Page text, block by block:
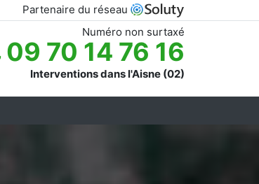
Partenaire du réseau
Numéro non surtaxé
09 70 14 76 16
Interventions dans l'Aisne (02)